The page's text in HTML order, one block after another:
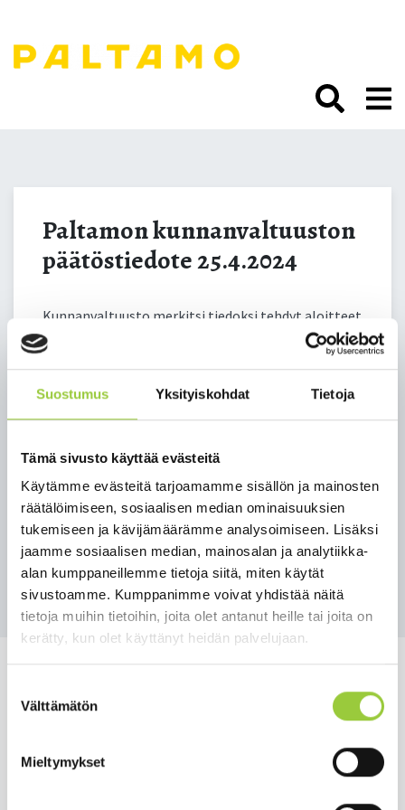
Suostumus Yksityiskohdat Tietoja
Tämä sivusto käyttää evästeitä
Käytämme evästeitä tarjoamamme sisällön ja mainosten
räätälöimiseen, sosiaalisen median ominaisuuksien
tukemiseen ja kävijämäärämme analysoimiseen. Lisäksi
jaamme sosiaalisen median, mainosalan ja analytiikka-
alan kumppaneillemme tietoja siitä, miten käytät
sivustoamme. Kumppanimme voivat yhdistää näitä
tietoja muihin tietoihin, joita olet antanut heille tai joita on
kerätty, kun olet käyttänyt heidän palvelujaan.
valinta
Välttämätön
Mieltymykset
Paltamon
kunnanvaltuuston
päätöstiedote 25.4.2024
Paltamon kunnanvaltuuston
päätöstiedote 25.4.2024
Kunnanvaltuusto merkitsi tiedoksi tehdyt aloitteet
ja niiden johdosta tehdyt toimenpiteet ja päätti
niiden olevan näissä vaiheissa aloitteina loppuun
Linkkiesityslistaan/pöytäkirjaan.
Lisätietoja
kunnanjohtaja
044750 0001
pasi.ahoniemi@paltamo.fi
Takaisin uutisiin
paltamon.kunta(at)paltamo.fi